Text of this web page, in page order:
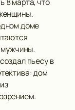
8 марта, что
доме
мужчины.
пьесу в
дом